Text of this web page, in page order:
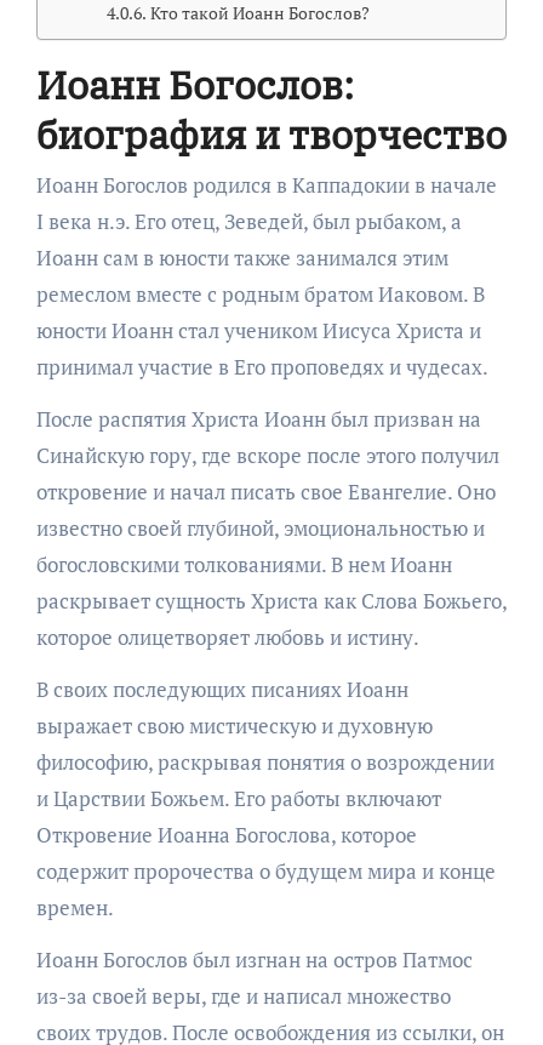
Кто такой Иоанн Богослов?
Иоанн Богослов:
биография и творчество
Иоанн Богослов родился в Каппадокии в начале
I века н.э. Его отец, Зеведей, был рыбаком, а
Иоанн сам в юности также занимался этим
ремеслом вместе с родным братом Иаковом. В
юности Иоанн стал учеником Иисуса Христа и
принимал участие в Его проповедях и чудесах.
После распятия Христа Иоанн был призван на
Синайскую гору, где вскоре после этого получил
откровение и начал писать свое Евангелие. Оно
известно своей глубиной, эмоциональностью и
богословскими толкованиями. В нем Иоанн
раскрывает сущность Христа как Слова Божьего,
которое олицетворяет любовь и истину.
В своих последующих писаниях Иоанн
выражает свою мистическую и духовную
философию, раскрывая понятия о возрождении
и Царствии Божьем. Его работы включают
Откровение Иоанна Богослова, которое
содержит пророчества о будущем мира и конце
времен.
Иоанн Богослов был изгнан на остров Патмос
из-за своей веры, где и написал множество
своих трудов. После освобождения из ссылки, он